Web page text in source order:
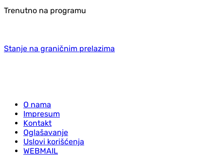
Trenutno na programu
Stanje na graničnim prelazima
O nama
Impresum
Kontakt
Oglašavanje
Uslovi korišćenja
WEBMAIL